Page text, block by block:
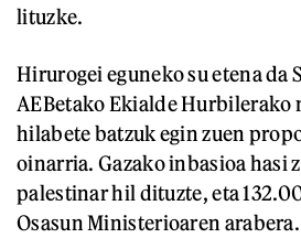
lituzke.
Hirurogei eguneko su etena da
AEBetako Ekialde Hurbilerako
hilabete batzuk egin zuen
oinarria. Gazako inbasioa hasi
palestinar hil dituzte, eta
Osasun Ministerioaren arabera.